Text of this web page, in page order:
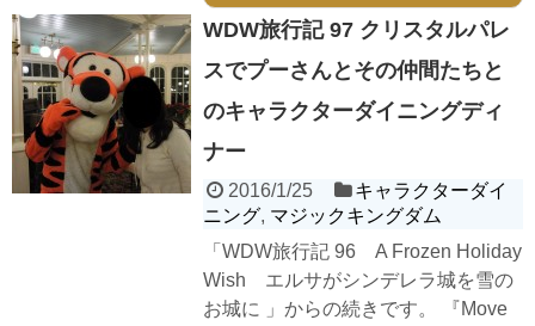
WDW旅行記 97 クリスタルパレ
スでプーさんとその仲間たちと
のキャラクターダイニングディ
ナー
2016/1/25
キャラクターダイ
ニング, マジックキングダム
「WDW旅行記 96 A Frozen Holiday
Wish エルサがシンデレラ城を雪の
お城に 」からの続きです。 『Move